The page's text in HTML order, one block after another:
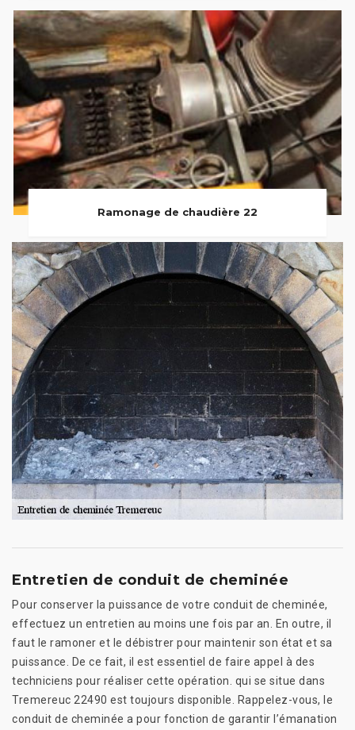
Ramonage de chaudière 22
Entretien de conduit de cheminée
Pour conserver la puissance de votre conduit de cheminée,
effectuez un entretien au moins une fois par an. En outre, il
faut le ramoner et le débistrer pour maintenir son état et sa
puissance. De ce fait, il est essentiel de faire appel à des
techniciens pour réaliser cette opération. qui se situe dans
Tremereuc 22490 est toujours disponible. Rappelez-vous, le
conduit de cheminée a pour fonction de garantir l’émanation